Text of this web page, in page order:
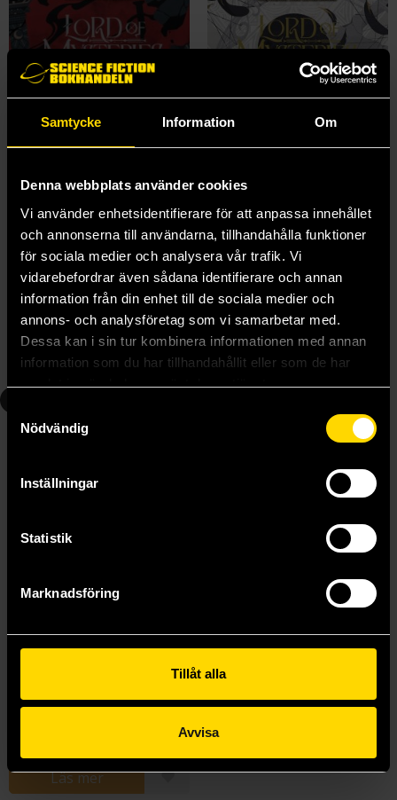
Samtycke Information Om
Denna webbplats använder cookies
Vi använder enhetsidentifierare för att anpassa innehållet
och annonserna till användarna, tillhandahålla funktioner
för sociala medier och analysera vår trafik. Vi
vidarebefordrar även sådana identifierare och annan
information från din enhet till de sociala medier och
annons- och analysföretag som vi samarbetar med.
Dessa kan i sin tur kombinera informationen med annan
information som du har tillhandahållit eller som de har
samlat in när du har använt deras tjänster.
Samtyckesval
Nödvändig
Inställningar
Statistik
Marknadsföring
Tillåt alla
Avvisa
Lord of Mysteries Novel 1: The Clown Part I
Cuttlefish That Loves Diving
235 kr
Beställ
Cuttlefish That Loves Diving
235 kr
Beställ
Lord of Mysteries Novel 4: The Faceless Part I
Cuttlefish That Loves Diving
Läs mer